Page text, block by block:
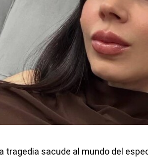
tragedia sacude al mundo del